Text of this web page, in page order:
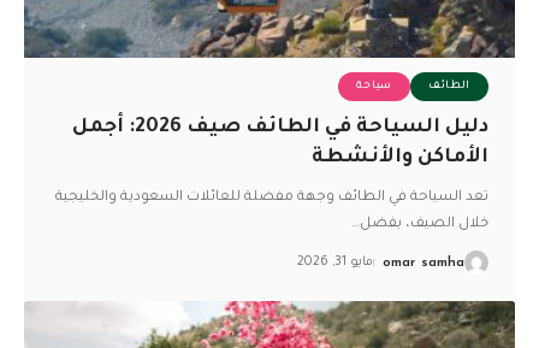
الطائف سياحة
دليل السياحة في الطائف صيف 2026: أجمل
الأماكن والأنشطة
تعد السياحة في الطائف وجهة مفضلة للعائلات السعودية والخليجية
خلال الصيف، بفضل…
omar samha مايو 31, 2026